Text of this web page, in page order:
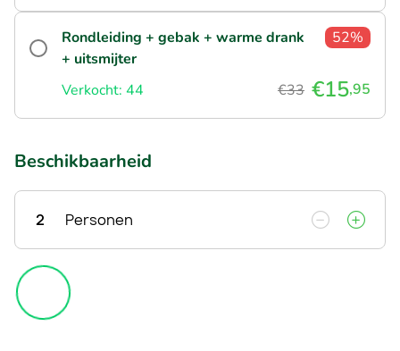
Rondleiding + gebak + warme drank
+ uitsmijter
52%
Verkocht: 44 €33 €15,95
Beschikbaarheid
2 Personen